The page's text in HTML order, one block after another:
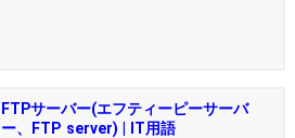
FTPサーバー(エフティーピーサーバ
ー、FTP server) | IT用語